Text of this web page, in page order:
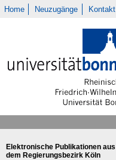
Home Neuzugänge Kontakt
Elektronische Publikationen aus
dem Regierungsbezirk Köln